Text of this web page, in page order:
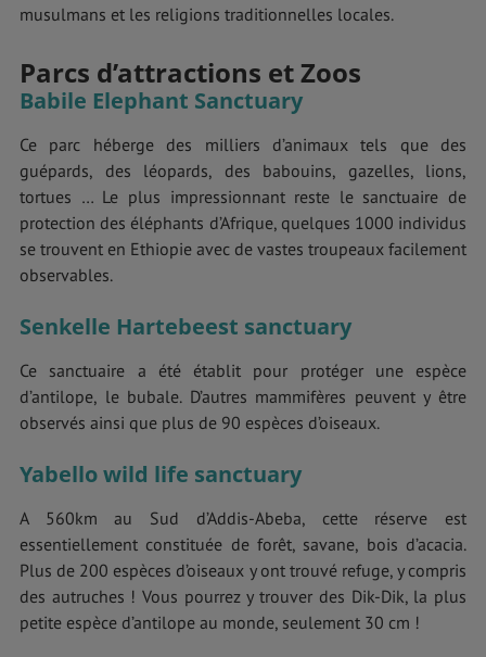
musulmans et les religions traditionnelles locales.
Parcs d’attractions et Zoos
Babile Elephant Sanctuary
Ce parc héberge des milliers d’animaux tels que des
guépards, des léopards, des babouins, gazelles, lions,
tortues … Le plus impressionnant reste le sanctuaire de
protection des éléphants d’Afrique, quelques 1000 individus
se trouvent en Ethiopie avec de vastes troupeaux facilement
observables.
Senkelle Hartebeest sanctuary
Ce sanctuaire a été établit pour protéger une espèce
d’antilope, le bubale. D’autres mammifères peuvent y être
observés ainsi que plus de 90 espèces d’oiseaux.
Yabello wild life sanctuary
A 560km au Sud d’Addis-Abeba, cette réserve est
essentiellement constituée de forêt, savane, bois d’acacia.
Plus de 200 espèces d’oiseaux y ont trouvé refuge, y compris
des autruches ! Vous pourrez y trouver des Dik-Dik, la plus
petite espèce d’antilope au monde, seulement 30 cm !